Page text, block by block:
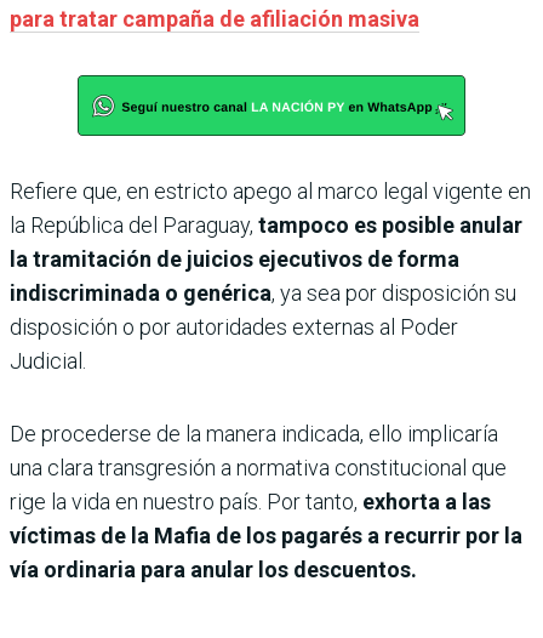
para tratar campaña de afiliación masiva
Refiere que, en estricto apego al marco legal vigente en
la República del Paraguay, tampoco es posible anular
la tramitación de juicios ejecutivos de forma
indiscriminada o genérica, ya sea por disposición su
disposición o por autoridades externas al Poder
Judicial.
De procederse de la manera indicada, ello implicaría
una clara transgresión a normativa constitucional que
rige la vida en nuestro país. Por tanto, exhorta a las
víctimas de la Mafia de los pagarés a recurrir por la
vía ordinaria para anular los descuentos.